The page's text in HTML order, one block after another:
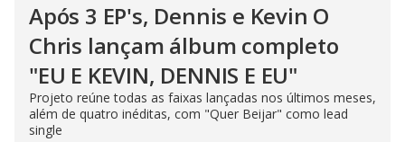
Após 3 EP's, Dennis e Kevin O
Chris lançam álbum completo
"EU E KEVIN, DENNIS E EU"
Projeto reúne todas as faixas lançadas nos últimos meses,
além de quatro inéditas, com "Quer Beijar" como lead
single